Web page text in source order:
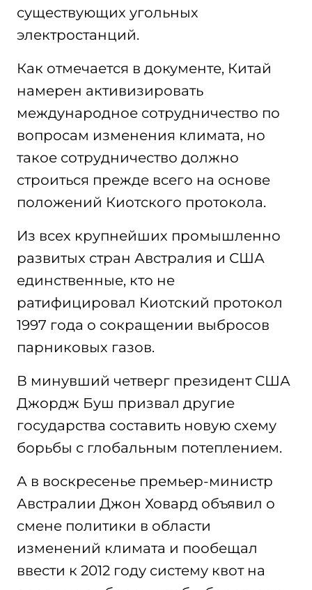
существующих угольных
электростанций.
Как отмечается в документе, Китай
намерен активизировать
международное сотрудничество по
вопросам изменения климата, но
такое сотрудничество должно
строиться прежде всего на основе
положений Киотского протокола.
Из всех крупнейших промышленно
развитых стран Австралия и США
единственные, кто не
ратифицировал Киотский протокол
1997 года о сокращении выбросов
парниковых газов.
В минувший четверг президент США
Джордж Буш призвал другие
государства составить новую схему
борьбы с глобальным потеплением.
А в воскресенье премьер-министр
Австралии Джон Ховард объявил о
смене политики в области
изменений климата и пообещал
ввести к 2012 году систему квот на